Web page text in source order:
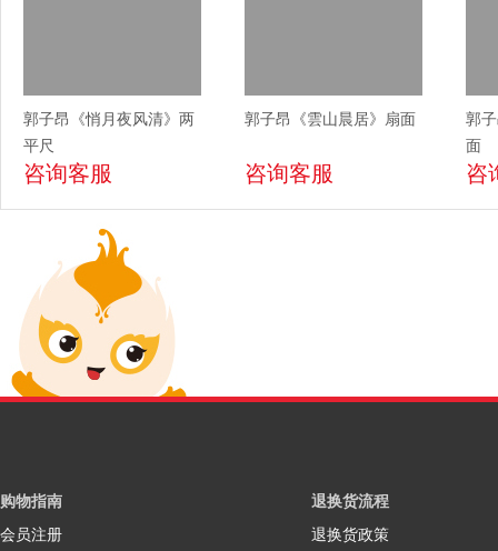
郭子昂《悄月夜风清》两
平尺
咨询客服
郭子昂《雲山晨居》扇面
咨询客服
郭
面
咨
购物指南
会员注册
退换货流程
退换货政策